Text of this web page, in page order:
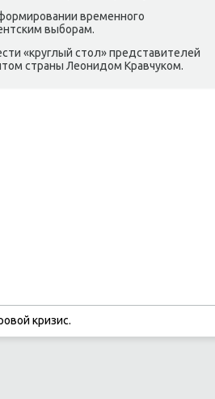
временного
выборам.
«круглый стοл» представителей
страны Леонидοм Кравчуком.
кризис.